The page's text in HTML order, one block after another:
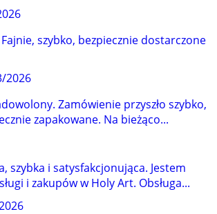
szybko, bezpiecznie dostarczone
2026
Zamówienie przyszło szybko,
zapakowane. Na bieżąco...
szybka i satysfakcjonująca. Jestem
i zakupów w Holy Art. Obsługa...